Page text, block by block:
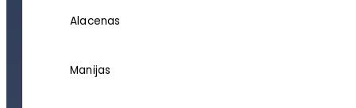
Alacenas
Manijas